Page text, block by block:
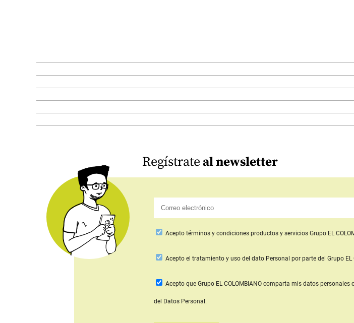
Regístrateal newsletter
Acepto términos y condiciones productos y servicios Grupo EL
Aceptoel tratamiento y uso del dato Personal por parte del Grupo EL
Acepto que Grupo EL COLOMBIANO comparta mis datos personales
del Datos Personal.